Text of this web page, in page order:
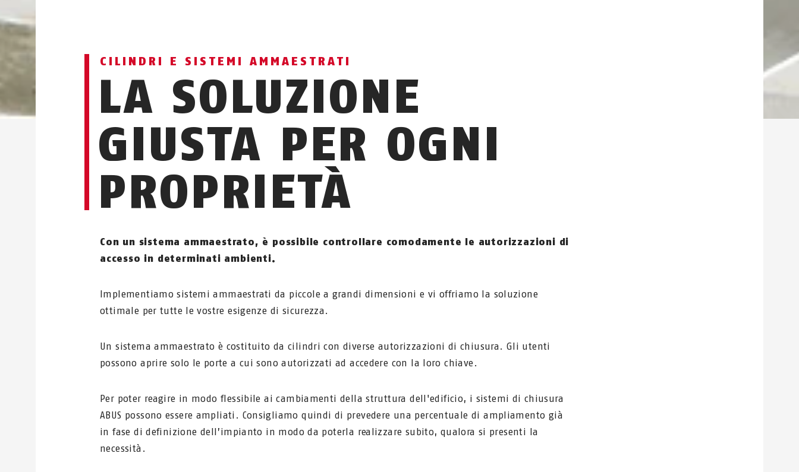
CILINDRI E SISTEMI AMMAESTRATI
LA SOLUZIONE
GIUSTA PER OGNI
PROPRIETÀ
Con un sistema ammaestrato, è possibile controllare comodamente le autorizzazioni di
accesso in determinati ambienti.
Implementiamo sistemi ammaestrati da piccole a grandi dimensioni e vi offriamo la soluzione
ottimale per tutte le vostre esigenze di sicurezza.
Un sistema ammaestrato è costituito da cilindri con diverse autorizzazioni di chiusura. Gli utenti
possono aprire solo le porte a cui sono autorizzati ad accedere con la loro chiave.
Per poter reagire in modo flessibile ai cambiamenti della struttura dell'edificio, i sistemi di chiusura
ABUS possono essere ampliati. Consigliamo quindi di prevedere una percentuale di ampliamento già
in fase di definizione dell’impianto in modo da poterla realizzare subito, qualora si presenti la
necessità.